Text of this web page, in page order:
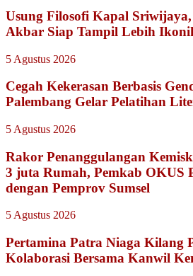
Usung Filosofi Kapal
Akbar Siap Tampil Lebih
5 Agustus 2026
Cegah Kekerasan Berbasis
Palembang Gelar Pelatihan
5 Agustus 2026
Rakor Penanggulangan
3 juta Rumah, Pemkab OKUS
dengan Pemprov Sumsel
5 Agustus 2026
Pertamina Patra Niaga Kilang
Kolaborasi Bersama Kanwil